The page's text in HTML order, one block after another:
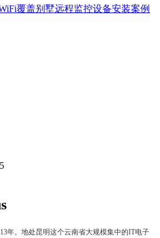
覆盖别墅远程监控设备安装案例
年。地处昆明这个云南省大规模集中的IT电子